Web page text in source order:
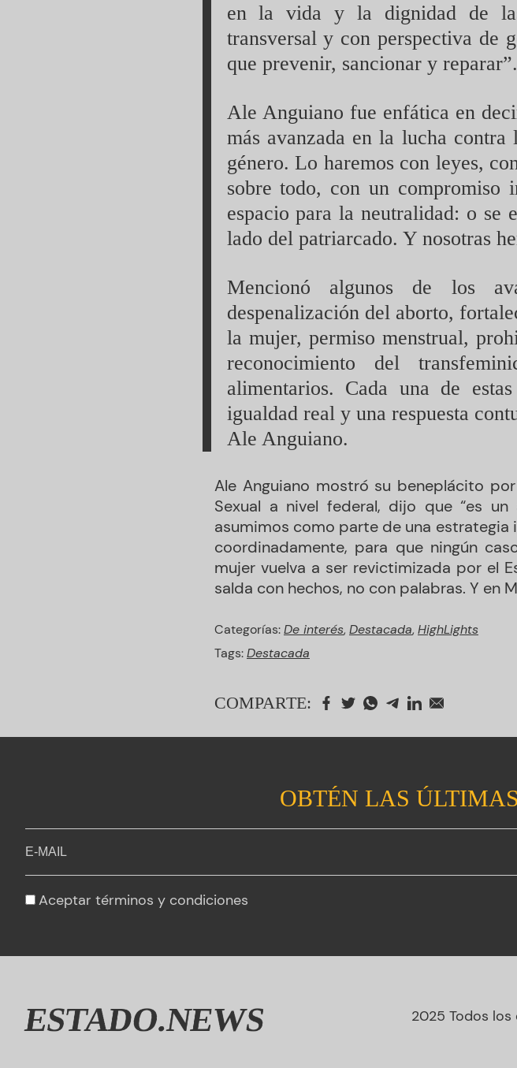
en la vida y la dignidad de
transversal y con perspectiva de
que prevenir, sancionar y reparar”.
Ale Anguiano fue enfática en
más avanzada en la lucha
género. Lo haremos con leyes,
sobre todo, con un compromiso
espacio para la neutralidad: o se
lado del patriarcado. Y nosotras
Mencionó algunos de los
despenalización del aborto,
la mujer, permiso menstrual,
reconocimiento del
alimentarios. Cada una de
igualdad real y una respuesta
Ale Anguiano.
Ale Anguiano mostró su beneplácito
Sexual a nivel federal, dijo que “es
asumimos como parte de una estrategia
coordinadamente, para que ningún
mujer vuelva a ser revictimizada por el
salda con hechos, no con palabras. Y en
Categorías:De interés, Destacada, HighLights
Tags:Destacada
COMPARTE:
OBTÉN LAS
Aceptar términos y condiciones
ESTADO.NEWS 2025 Todos